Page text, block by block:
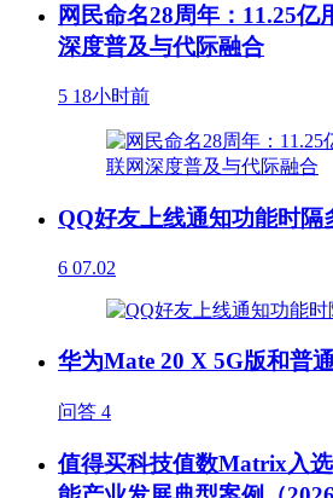
网民命名28周年：11.25亿
深度普及与代际融合
5 18小时前
QQ好友上线通知功能时隔
6 07.02
华为Mate 20 X 5G版和普
问答 4
值得买科技值数Matrix入